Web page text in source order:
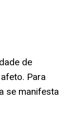
de
Para
se manifesta